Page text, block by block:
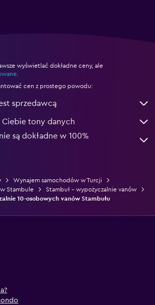
wyświetlać dokładne ceny, ale
.
cen z prostego powodu:
sprzedawcą
Ciebie tony danych
są dokładne w 100%
Wynajem samochodów w Turcji
Stambule
Stambuł – wypożyczalnie vanów
10-osobowych vanów Stambułu